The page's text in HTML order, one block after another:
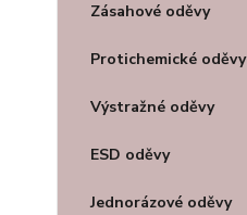
Zásahové oděvy
Protichemické oděvy
Výstražné oděvy
ESD oděvy
Jednorázové oděvy